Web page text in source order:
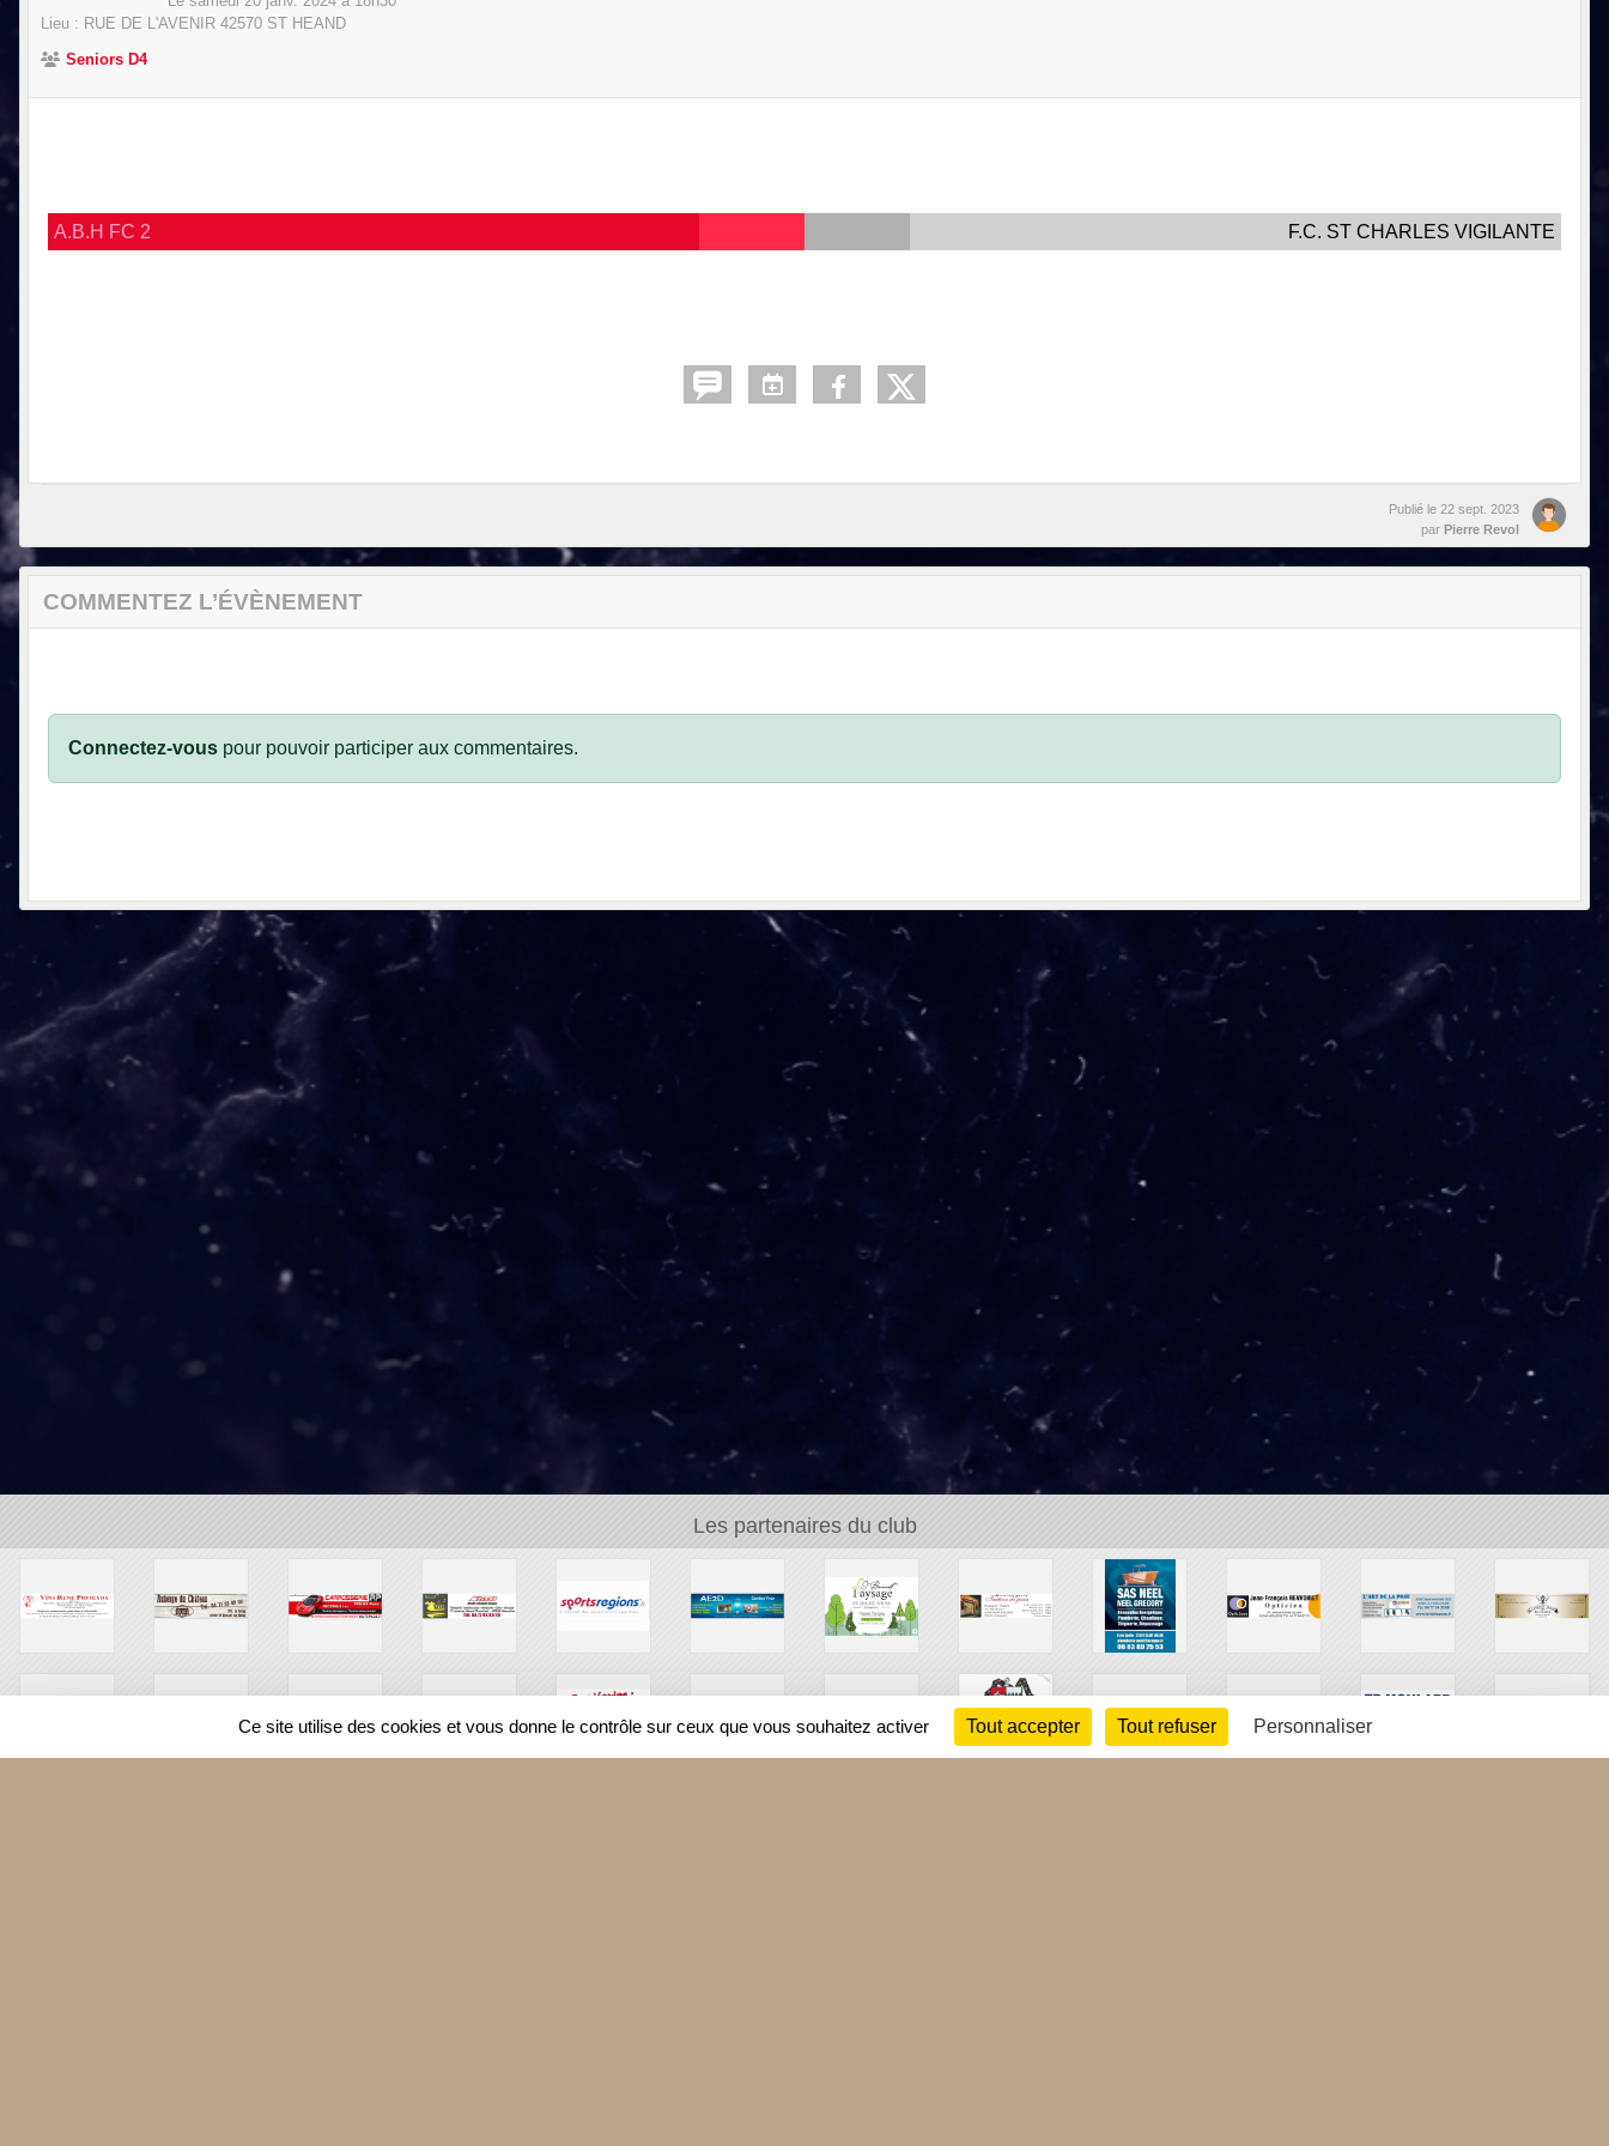
Lieu : RUE DE L'AVENIR 42570 ST HEAND
Seniors D4
A.B.H FC 2 F.C. ST CHARLES VIGILANTE
Publié le 22 sept. 2023
par Pierre Revol
COMMENTEZ L’ÉVÈNEMENT
Connectez-vous pour pouvoir participer aux commentaires.
Les partenaires du club
Ce site utilise des cookies et vous donne le contrôle sur ceux que vous souhaitez activer Tout accepter Tout refuser Personnaliser